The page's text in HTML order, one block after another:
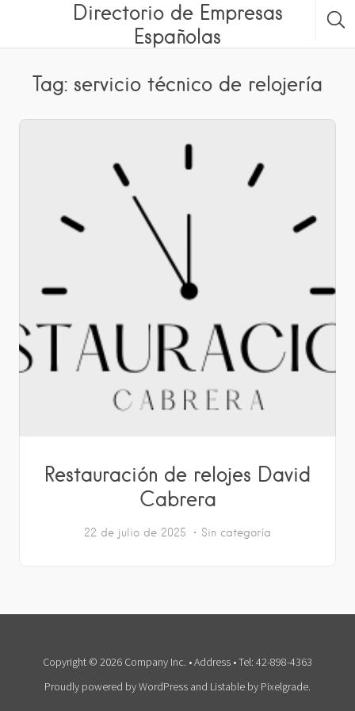
Directorio de Empresas
Españolas
Tag: servicio técnico de relojería
Restauración de relojes David
Cabrera
22 de julio de 2025 Sin categoría
Copyright © 2026 Company Inc. • Address • Tel: 42-898-4363
Proudly powered by WordPress and Listable by Pixelgrade.